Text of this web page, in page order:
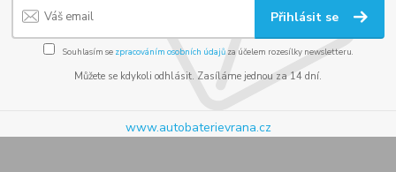
Přihlásit se
Souhlasím se zpracováním osobních údajůza účelem rozesílky newsletteru.
Můžete se kdykoli odhlásit. Zasíláme jednou za 14 dní.
www.autobaterievrana.cz